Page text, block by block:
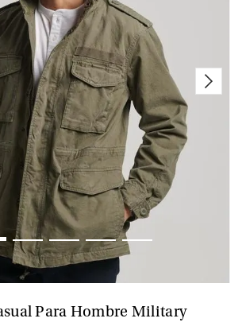
Para Hombre Military